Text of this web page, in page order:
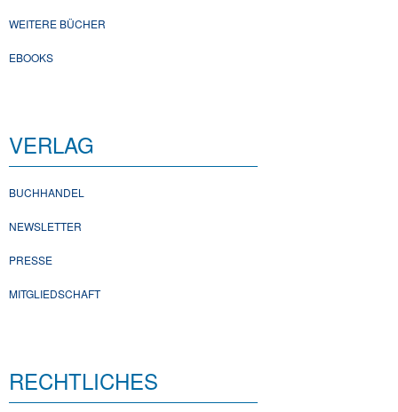
WEITERE BÜCHER
EBOOKS
VERLAG
BUCHHANDEL
NEWSLETTER
PRESSE
MITGLIEDSCHAFT
RECHTLICHES